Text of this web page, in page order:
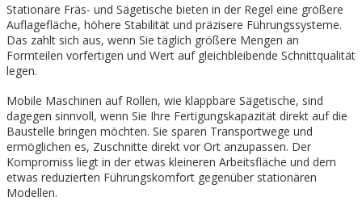
Stationäre Fräs- und Sägetische bieten in der Regel eine größere
Auflagefläche, höhere Stabilität und präzisere Führungssysteme.
Das zahlt sich aus, wenn Sie täglich größere Mengen an
Formteilen vorfertigen und Wert auf gleichbleibende Schnittqualität
legen.
Mobile Maschinen auf Rollen, wie klappbare Sägetische, sind
dagegen sinnvoll, wenn Sie Ihre Fertigungskapazität direkt auf die
Baustelle bringen möchten. Sie sparen Transportwege und
ermöglichen es, Zuschnitte direkt vor Ort anzupassen. Der
Kompromiss liegt in der etwas kleineren Arbeitsfläche und dem
etwas reduzierten Führungskomfort gegenüber stationären
Modellen.